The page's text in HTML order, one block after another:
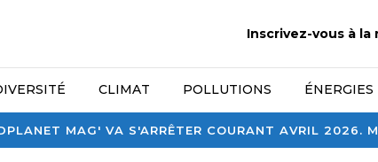
MAG' VA S'ARRÊTER COURANT AVRIL 2026.
Inscrivez-vous à
CLIMAT POLLUTIONS ÉNERGIES